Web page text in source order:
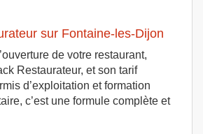
sur Fontaine-les-Dijon
de votre restaurant,
Restaurateur, et son tarif
d’exploitation et formation
c’est une formule complète et